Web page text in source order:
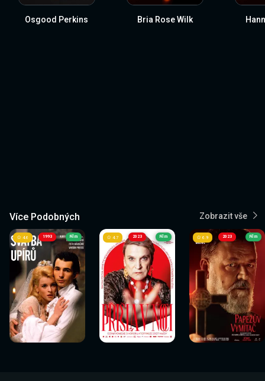
Osgood Perkins Bria Rose Wilk
Více Podobných Zobrazit vše
1993
Sledovat
nyní
4.6 Film
Sledovat
nyní
2023
Sledovat
nyní
4.7 Film
Sledovat
nyní
2023
Sledovat
nyní
6.9 Film
Sledovat
nyní